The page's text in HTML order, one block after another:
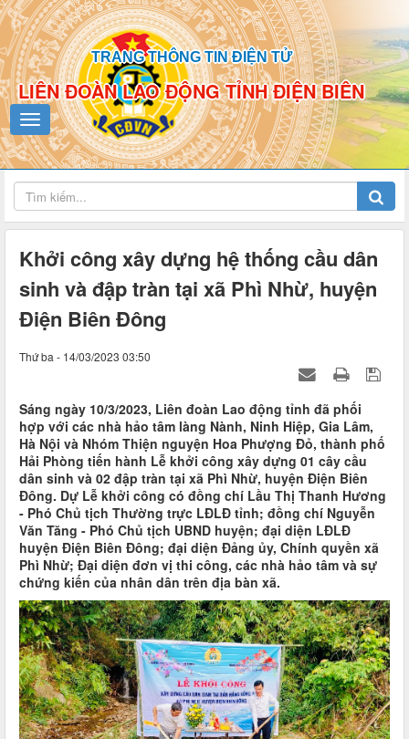
TRANG THÔNG TIN ĐIỆN TỬ
LIÊN ĐOÀN LAO ĐỘNG TỈNH ĐIỆN BIÊN
Khởi công xây dựng hệ thống cầu dân
sinh và đập tràn tại xã Phì Nhừ, huyện
Điện Biên Đông
Thứ ba - 14/03/2023 03:50
Sáng ngày 10/3/2023, Liên đoàn Lao động tỉnh đã phối
hợp với các nhà hảo tâm làng Nành, Ninh Hiệp, Gia Lâm,
Hà Nội và Nhóm Thiện nguyện Hoa Phượng Đỏ, thành phố
Hải Phòng tiến hành Lễ khởi công xây dựng 01 cây cầu
dân sinh và 02 đập tràn tại xã Phì Nhừ, huyện Điện Biên
Đông. Dự Lễ khởi công có đồng chí Lầu Thị Thanh Hương
- Phó Chủ tịch Thường trực LĐLĐ tỉnh; đồng chí Nguyễn
Văn Tăng - Phó Chủ tịch UBND huyện; đại diện LĐLĐ
huyện Điện Biên Đông; đại diện Đảng ủy, Chính quyền xã
Phì Nhừ; Đại diện đơn vị thi công, các nhà hảo tâm và sự
chứng kiến của nhân dân trên địa bàn xã.